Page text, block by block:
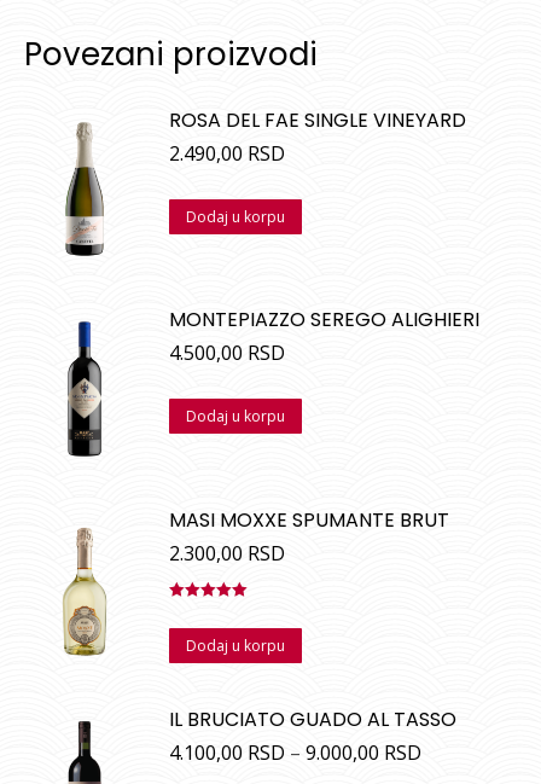
Povezani proizvodi
ROSA DEL FAE SINGLE VINEYARD
2.490,00 RSD
Dodaj u korpu
MONTEPIAZZO SEREGO ALIGHIERI
4.500,00 RSD
Dodaj u korpu
MASI MOXXE SPUMANTE BRUT
2.300,00 RSD
sa5.00od
Dodaj u korpu
IL BRUCIATO GUADO AL TASSO
4.100,00 RSD – 9.000,00 RSD